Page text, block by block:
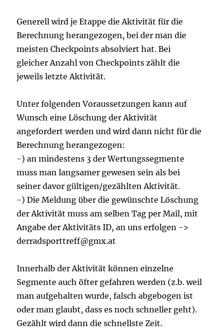
Generell wird je Etappe die Aktivität für die
Berechnung herangezogen, bei der man die
meisten Checkpoints absolviert hat. Bei
gleicher Anzahl von Checkpoints zählt die
jeweils letzte Aktivität.
Unter folgenden Voraussetzungen kann auf
Wunsch eine Löschung der Aktivität
angefordert werden und wird dann nicht für die
Berechnung herangezogen:
-) an mindestens 3 der Wertungssegmente
muss man langsamer gewesen sein als bei
seiner davor gültigen/gezählten Aktivität.
-) Die Meldung über die gewünschte Löschung
der Aktivität muss am selben Tag per Mail, mit
Angabe der Aktivitäts ID, an uns erfolgen ->
derradsporttreff@gmx.at
Innerhalb der Aktivität können einzelne
Segmente auch öfter gefahren werden (z.b. weil
man aufgehalten wurde, falsch abgebogen ist
oder man glaubt, dass es noch schneller geht).
Gezählt wird dann die schnellste Zeit.